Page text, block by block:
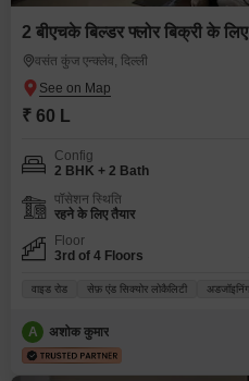
2 बीएचके बिल्डर फ्लोर बिक्री के
वसंत कुंज एन्क्लेव, दिल्ली
₹ 60 L
Config
2 BHK + 2 Bath
पॉसेशन स्थिति
रहने के लिए तैयार
Floor
3rd of 4 Floors
वाइड रोड सेफ़ एंड सिक्योर लोकैलिटी
A अशोक कुमार